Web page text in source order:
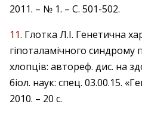
2011. – № 1. – С. 501-502.
11. Глотка Л.І. Генетична
гіпоталамічного синдрому
хлопців: автореф. дис. на
біол. наук: спец. 03.00.15.
2010. – 20 с.